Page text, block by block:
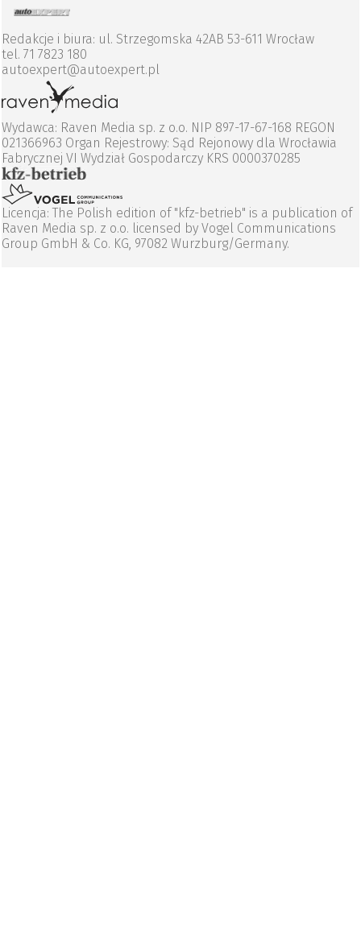
Redakcje i biura: ul. Strzegomska 42AB 53-611 Wrocław
tel. 71 7823 180
autoexpert@autoexpert.pl
Wydawca: Raven Media sp. z o.o. NIP 897-17-67-168 REGON
021366963 Organ Rejestrowy: Sąd Rejonowy dla Wrocławia
Fabrycznej VI Wydział Gospodarczy KRS 0000370285
Licencja: The Polish edition of "kfz-betrieb" is a publication of
Raven Media sp. z o.o. licensed by Vogel Communications
Group GmbH & Co. KG, 97082 Wurzburg/Germany.